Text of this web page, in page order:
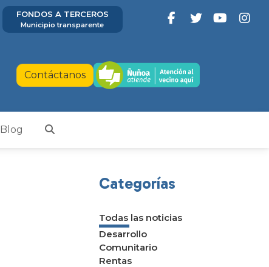
FONDOS A TERCEROS
Municipio transparente
Contáctanos
Blog
Categorías
Todas las noticias
Desarrollo
Comunitario
Rentas